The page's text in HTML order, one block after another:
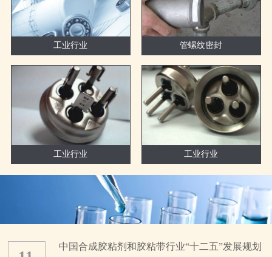
工业行业 管螺纹密封
工业行业 工业行业
中国合成胶粘剂和胶粘带行业“十二五”发展规划